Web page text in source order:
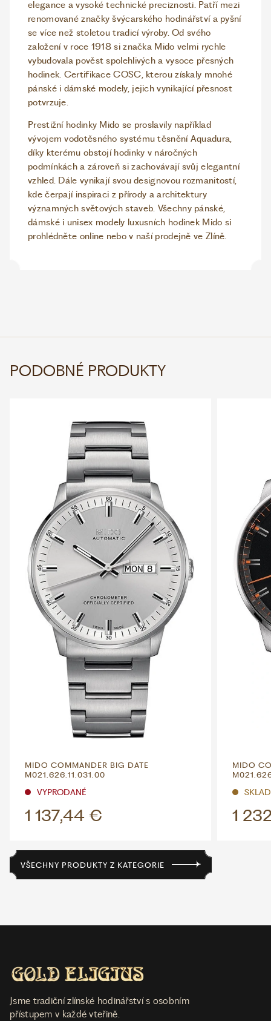
elegance a vysoké technické preciznosti. Patří mezi
renomované značky švýcarského hodinářství a pyšní
se více než stoletou tradicí výroby. Od svého
založení v roce 1918 si značka Mido velmi rychle
vybudovala pověst spolehlivých a vysoce přesných
hodinek. Certifikace COSC, kterou získaly mnohé
pánské i dámské modely, jejich vynikající přesnost
potvrzuje.
Prestižní hodinky Mido se proslavily například
vývojem vodotěsného systému těsnění Aquadura,
díky kterému obstojí hodinky v náročných
podmínkách a zároveň si zachovávají svůj elegantní
vzhled. Dále vynikají svou designovou rozmanitostí,
kde čerpají inspiraci z přírody a architektury
významných světových staveb. Všechny pánské,
dámské i unisex modely luxusních hodinek Mido si
prohlédněte online nebo v naší prodejně ve Zlíně.
PODOBNÉ PRODUKTY
MIDO COMMANDER BIG DATE
M021.626.11.031.00
VYPRODANÉ
1 137,44 €
MIDO
1
VŠECHNY PRODUKTY Z KATEGORIE
Jsme tradiční zlínské hodinářství s osobním
přístupem v každé vteřině.